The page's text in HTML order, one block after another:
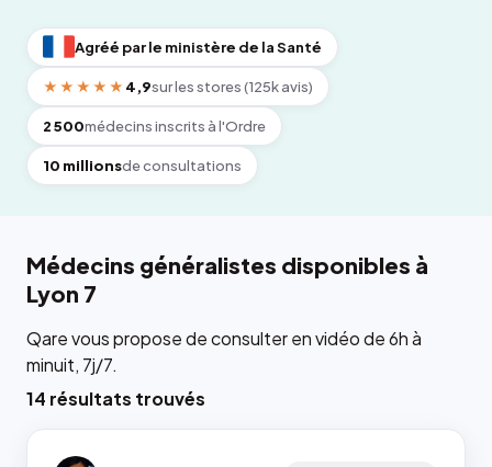
Agréé par le ministère de la Santé
★★★★★ 4,9sur les stores (125k avis)
2 500médecins inscrits à l'Ordre
10 millionsde consultations
Médecins généralistes disponibles à
Lyon 7
Qare vous propose de consulter en vidéo de 6h à
minuit, 7j/7.
14 résultats trouvés